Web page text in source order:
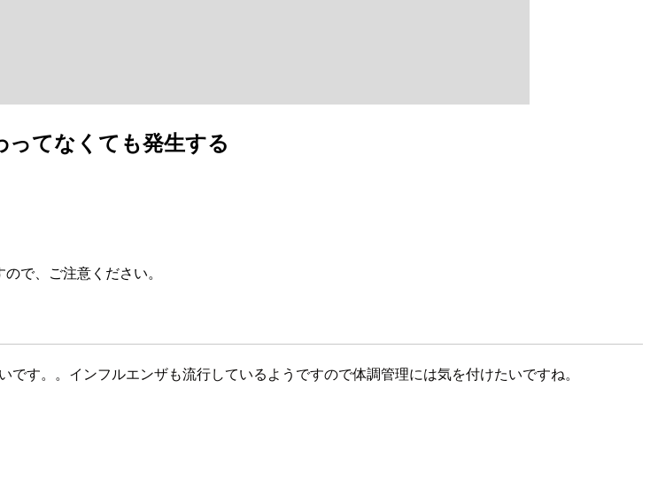
てなくても発生する
で、ご注意ください。
す。。インフルエンザも流行しているようですので体調管理には気を付けたいですね。